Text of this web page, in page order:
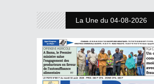
La Une du 04-08-2026